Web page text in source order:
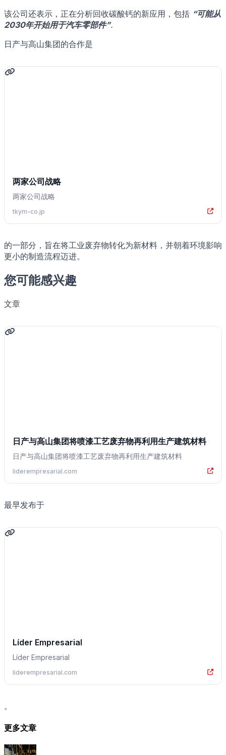
该公司还表示，正在分析回收碳酸钙的新应用，包括 “可能从
2030年开始用于汽车零部件”.
日产与高山集团的合作是
两家公司战略
两家公司战略
tkym-co.jp
的一部分，旨在将工业废弃物转化为新材料，并朝着环境影响
更小的制造流程迈进。
您可能感兴趣
文章
日产与高山集团将喷漆工艺废弃物再利用生产建筑材料
日产与高山集团将喷漆工艺废弃物再利用生产建筑材料
liderempresarial.com
最早发布于
Líder Empresarial
Líder Empresarial
liderempresarial.com
。
更多文章